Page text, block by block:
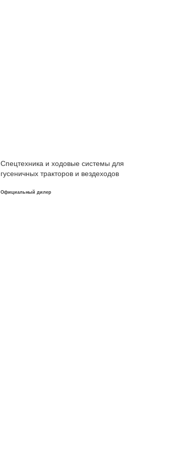
Спецтехника и ходовые системы для
гусеничных тракторов и вездеходов
Официальный дилер